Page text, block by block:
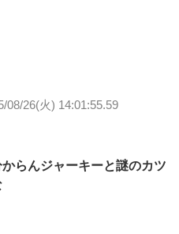
08/26(火) 14:01:55.59
らんジャーキーと謎のカツ